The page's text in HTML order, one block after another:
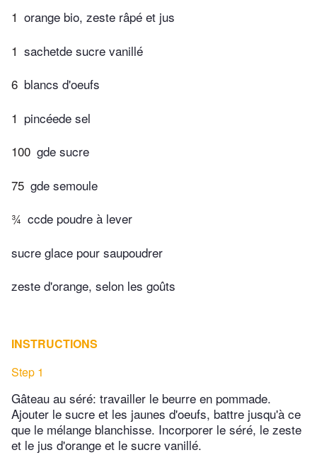
1 orange bio, zeste râpé et jus
1 sachetde sucre vanillé
6 blancs d'oeufs
1 pincéede sel
100 gde sucre
75 gde semoule
¾ ccde poudre à lever
sucre glace pour saupoudrer
zeste d'orange, selon les goûts
INSTRUCTIONS
Step 1
Gâteau au séré: travailler le beurre en pommade.
Ajouter le sucre et les jaunes d'oeufs, battre jusqu'à ce
que le mélange blanchisse. Incorporer le séré, le zeste
et le jus d'orange et le sucre vanillé.